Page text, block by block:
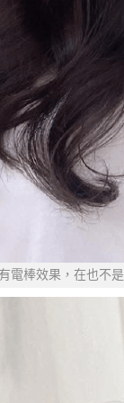
電棒效果，在也不